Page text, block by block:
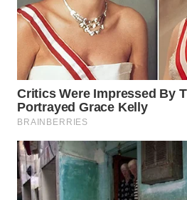
WN
GORONTALO
WN
SULUT
WN
MALUKU
WN
MALUT